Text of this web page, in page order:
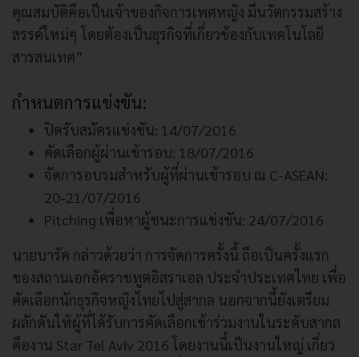
คุณสมบัติคือเป็นเจ้าของกิจการเพศหญิง มีนวัตกรรมสร้าง
สรรค์ใหม่ๆ โดยต้องเป็นธุรกิจที่เกี่ยวข้องกับเทคโนโลยี
สารสนเทศ”
กำหนดการแข่งขัน:
ปิดรับสมัครแข่งขัน: 14/07/2016
คัดเลือกผู้ผ่านเข้ารอบ: 18/07/2016
จัดการอบรมสำหรับผู้ที่ผ่านเข้ารอบ ณ C-ASEAN:
20-21/07/2016
Pitching เพื่อหาผู้ชนะการแข่งขัน: 24/07/2016
นายบารัค กล่าวด้วยว่า การจัดการครั้งนี้ ถือเป็นครั้งแรก
ของสถานเอกอัคราชทูตอิสราเอล ประจำประเทศไทย เพื่อ
คัดเลือกนักธุรกิจหญิงไทยไปสู่สากล นอกจากนี้ยังเตรียม
ผลักดันให้ผู้ที่ได้รับการคัดเลือกเข้าร่วมงานในระดับสากล
คืองาน Star Tel Aviv 2016 โดยงานนี้เป็นงานใหญ่ เกี่ยว